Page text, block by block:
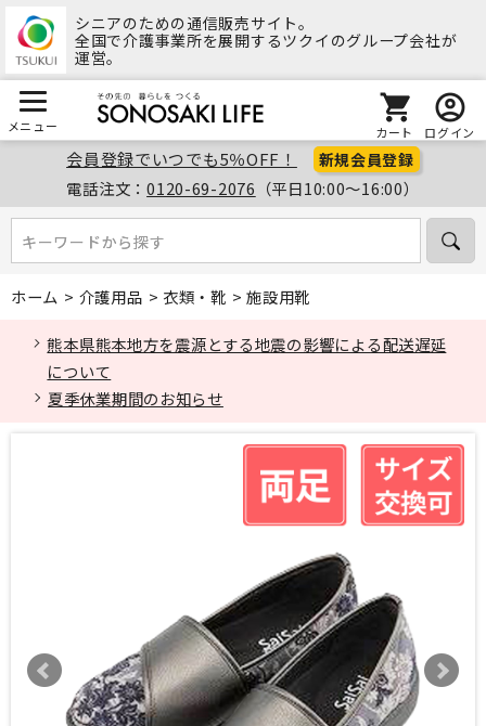
シニアのための通信販売サイト。
全国で介護事業所を展開するツクイのグループ会社が
運営。
メニュー カート ログイン
会員登録でいつでも5％OFF！ 新規会員登録
電話注文：0120-69-2076 （平日10:00～16:00）
キーワードから探す
キーワードから探す
ホーム > 介護用品 > 衣類・靴 >施設用靴
熊本県熊本地方を震源とする地震の影響による配送遅延
について
夏季休業期間のお知らせ